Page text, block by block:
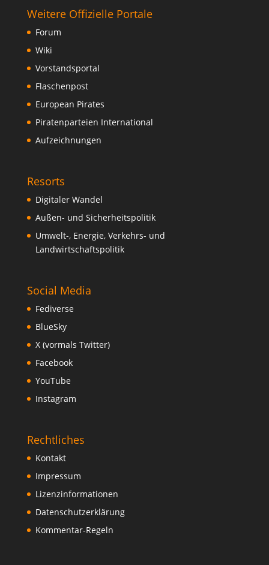
Weitere Offizielle Portale
Forum
Wiki
Vorstandsportal
Flaschenpost
European Pirates
Piratenparteien International
Aufzeichnungen
Resorts
Digitaler Wandel
Außen- und Sicherheitspolitik
Umwelt-, Energie, Verkehrs- und
Landwirtschaftspolitik
Social Media
Fediverse
BlueSky
X (vormals Twitter)
Facebook
YouTube
Instagram
Rechtliches
Kontakt
Impressum
Lizenzinformationen
Datenschutzerklärung
Kommentar-Regeln